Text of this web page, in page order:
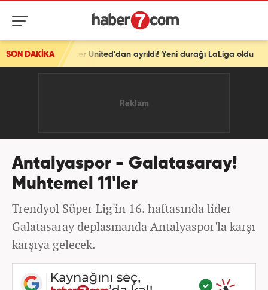
SON DAKİKAayrıldı! Yeni durağı LaLiga oldu
Antalyaspor - Galatasaray!
Muhtemel 11'ler
Trendyol Süper Lig'in 16. haftasında lider
Galatasaray deplasmanda Antalyaspor'la karşı
karşıya gelecek.